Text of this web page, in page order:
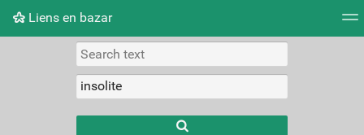
Liens en bazar
Picture wall